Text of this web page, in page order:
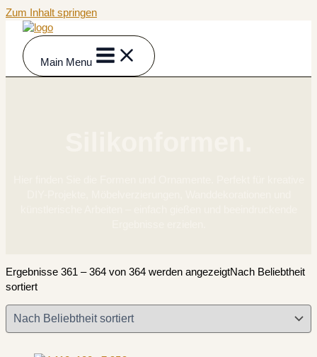
Zum Inhalt springen
Main Menu
Ergebnisse 361 – 364 von 364 werden angezeigtNach Beliebtheit
sortiert